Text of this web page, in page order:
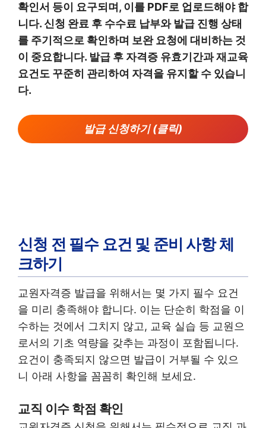
확인서 등이 요구되며, 이를 PDF로 업로드해야 합
니다. 신청 완료 후 수수료 납부와 발급 진행 상태
를 주기적으로 확인하며 보완 요청에 대비하는 것
이 중요합니다. 발급 후 자격증 유효기간과 재교육
요건도 꾸준히 관리하여 자격을 유지할 수 있습니
다.
발급 신청하기 (클릭)
신청 전 필수 요건 및 준비 사항 체
크하기
교원자격증 발급을 위해서는 몇 가지 필수 요건
을 미리 충족해야 합니다. 이는 단순히 학점을 이
수하는 것에서 그치지 않고, 교육 실습 등 교원으
로서의 기초 역량을 갖추는 과정이 포함됩니다.
요건이 충족되지 않으면 발급이 거부될 수 있으
니 아래 사항을 꼼꼼히 확인해 보세요.
교직 이수 학점 확인